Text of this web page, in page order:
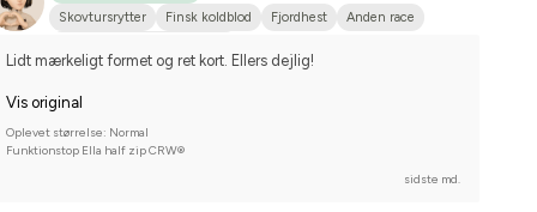
Skovtursrytter
Finsk koldblod Fjordhest
Anden race
Lidt mærkeligt formet og ret kort. Ellers dejlig!
Vis original
Oplevet størrelse: Normal
Funktionstop Ella half zip CRW®
sidste md.